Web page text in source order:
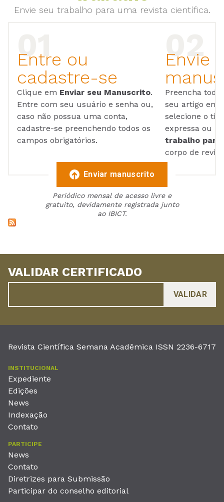
Envie seu trabalho para uma revista científica.
Entre ou
cadastre-se
Clique em Enviar seu Manuscrito.
Entre com seu usuário e senha ou,
caso não possua uma conta,
cadastre-se preenchendo todos os
campos obrigatórios.
Envie
Preencha
seu artigo em
selecione o
expressa ou
trabalho para
corpo de
Enviar manuscrito
Periódico mensal de acesso livre e
gratuito, devidamente registrada junto
ao IBICT.
VALIDAR CERTIFICADO
Revista Científica Semana Acadêmica ISSN 2236-6717
INSTITUCIONAL
Expediente
Edições
News
Indexação
Contato
PARTICIPE
News
Contato
Diretrizes para Submissão
Participar do conselho editorial